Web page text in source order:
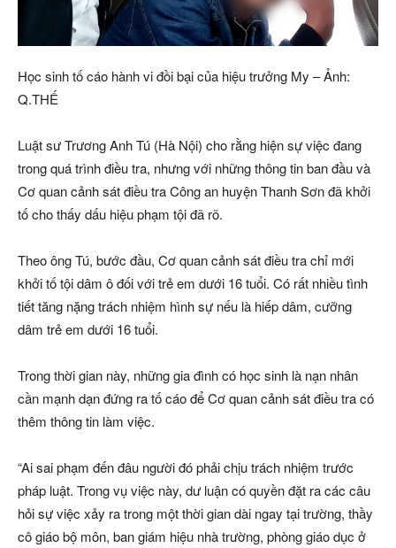
Học sinh tố cáo hành vi đồi bại của hiệu trưởng My – Ảnh:
Q.THẾ
Luật sư Trương Anh Tú (Hà Nội) cho rằng hiện sự việc đang
trong quá trình điều tra, nhưng với những thông tin ban đầu và
Cơ quan cảnh sát điều tra Công an huyện Thanh Sơn đã khởi
tố cho thấy dấu hiệu phạm tội đã rõ.
Theo ông Tú, bước đầu, Cơ quan cảnh sát điều tra chỉ mới
khởi tố tội dâm ô đối với trẻ em dưới 16 tuổi. Có rất nhiều tình
tiết tăng nặng trách nhiệm hình sự nếu là hiếp dâm, cưỡng
dâm trẻ em dưới 16 tuổi.
Trong thời gian này, những gia đình có học sinh là nạn nhân
cần mạnh dạn đứng ra tố cáo để Cơ quan cảnh sát điều tra có
thêm thông tin làm việc.
“Ai sai phạm đến đâu người đó phải chịu trách nhiệm trước
pháp luật. Trong vụ việc này, dư luận có quyền đặt ra các câu
hỏi sự việc xảy ra trong một thời gian dài ngay tại trường, thầy
cô giáo bộ môn, ban giám hiệu nhà trường, phòng giáo dục ở